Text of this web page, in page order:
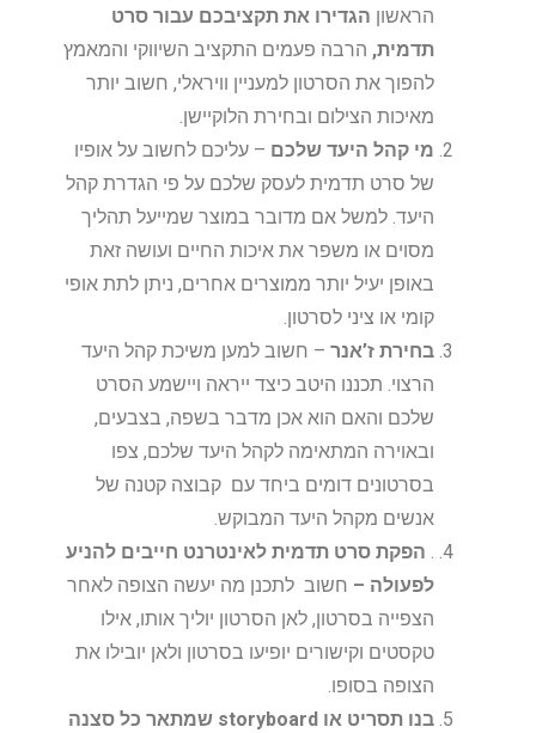
הראשון הגדירו את תקציבכם עבור סרט
תדמית, הרבה פעמים התקציב השיווקי והמאמץ
להפוך את הסרטון למעניין וויראלי, חשוב יותר
מאיכות הצילום ובחירת הלוקיישן.
מי קהל היעד שלכם – עליכם לחשוב על אופיו
של סרט תדמית לעסק שלכם על פי הגדרת קהל
היעד. למשל אם מדובר במוצר שמייעל תהליך
מסוים או משפר את איכות החיים ועושה זאת
באופן יעיל יותר ממוצרים אחרים, ניתן לתת אופי
קומי או ציני לסרטון.
בחירת ז’אנר – חשוב למען משיכת קהל היעד
הרצוי. תכננו היטב כיצד ייראה ויישמע הסרט
שלכם והאם הוא אכן מדבר בשפה, בצבעים,
ובאוירה המתאימה לקהל היעד שלכם, צפו
בסרטונים דומים ביחד עם קבוצה קטנה של
אנשים מקהל היעד המבוקש.
. הפקת סרט תדמית לאינטרנט חייבים להניע
לפעולה – חשוב לתכנן מה יעשה הצופה לאחר
הצפייה בסרטון, לאן הסרטון יוליך אותו, אילו
טקסטים וקישורים יופיעו בסרטון ולאן יובילו את
הצופה בסופו.
בנו תסריט או storyboard שמתאר כל סצנה